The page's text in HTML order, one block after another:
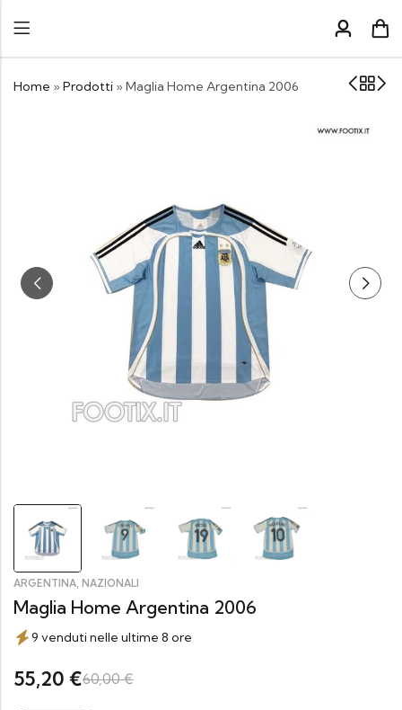
Home » Prodotti » Maglia Home Argentina 2006
ARGENTINA, NAZIONALI
Maglia Home Argentina 2006
9 venduti nelle ultime 8 ore
55,20 €60,00€